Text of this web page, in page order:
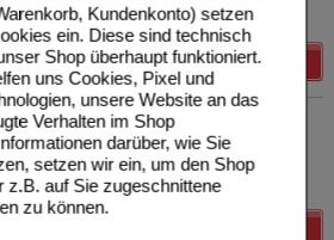
Kundenkonto) setzen
ein. Diese sind technisch
Shop überhaupt funktioniert.
uns Cookies, Pixel und
unsere Website an das
Verhalten im Shop
darüber, wie Sie
setzen wir ein, um den Shop
z.B. auf Sie zugeschnittene
zu können.